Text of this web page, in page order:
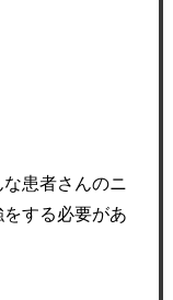
患者さんのニ
する必要があ